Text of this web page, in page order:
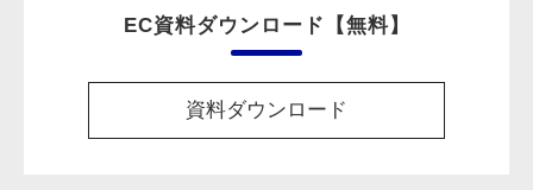
EC資料ダウンロード【無料】
資料ダウンロード